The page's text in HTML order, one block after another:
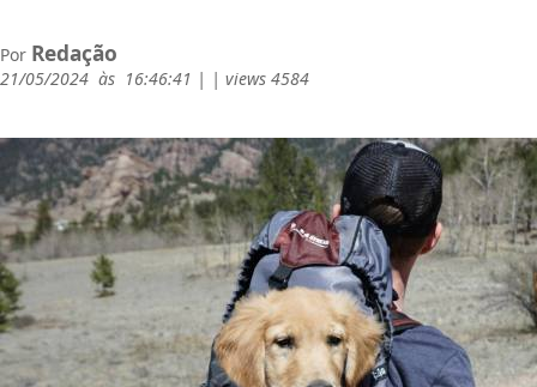
Por Redação
21/05/2024 às 16:46:41 | | views 4584